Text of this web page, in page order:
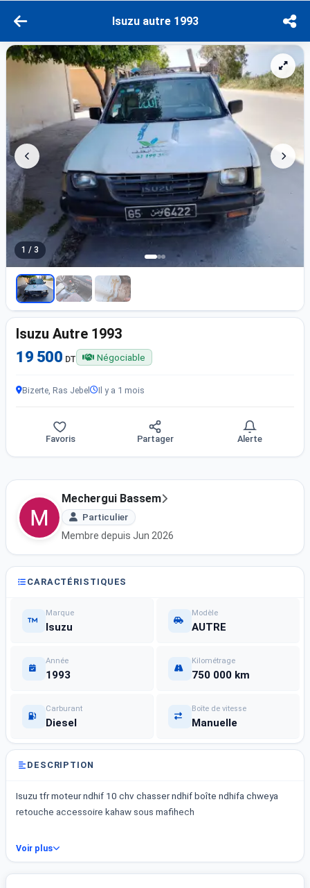
Isuzu autre 1993
1 / 3
Isuzu Autre 1993
19 500 DT Négociable
Bizerte, Ras Jebel Il y a 1 mois
Favoris Partager Alerte
Mechergui Bassem
Particulier
Membre depuis Jun 2026
CARACTÉRISTIQUES
Marque
Isuzu
Modèle
AUTRE
Année
1993
Kilométrage
750 000 km
Carburant
Diesel
Boîte de vitesse
Manuelle
DESCRIPTION
Isuzu tfr moteur ndhif 10 chv chasser ndhif boîte ndhifa chweya
retouche accessoire kahaw sous mafihech
Voir plus